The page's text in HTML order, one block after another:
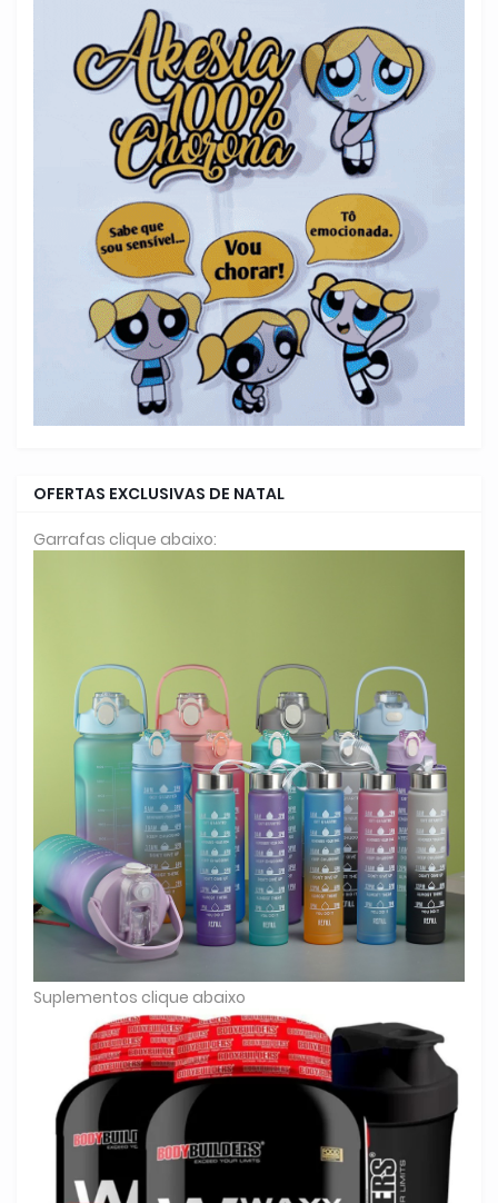
OFERTAS EXCLUSIVAS DE NATAL
Garrafas clique abaixo:
Suplementos clique abaixo